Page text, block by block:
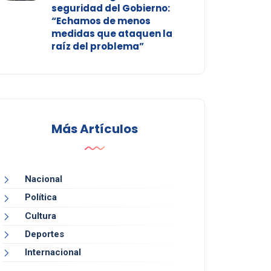
seguridad del Gobierno:
“Echamos de menos
medidas que ataquen la
raíz del problema”
Más Artículos
Nacional
Política
Cultura
Deportes
Internacional